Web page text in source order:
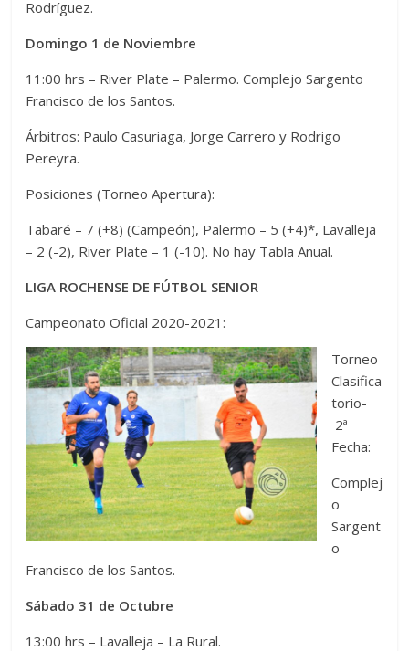
Rodríguez.
Domingo 1 de Noviembre
11:00 hrs – River Plate – Palermo. Complejo Sargento
Francisco de los Santos.
Árbitros: Paulo Casuriaga, Jorge Carrero y Rodrigo
Pereyra.
Posiciones (Torneo Apertura):
Tabaré – 7 (+8) (Campeón), Palermo – 5 (+4)*, Lavalleja
– 2 (-2), River Plate – 1 (-10). No hay Tabla Anual.
LIGA ROCHENSE DE FÚTBOL SENIOR
Campeonato Oficial 2020-2021:
Torneo
Clasifica
torio-
2ª
Fecha:
Complej
o
Sargent
o
Francisco de los Santos.
Sábado 31 de Octubre
13:00 hrs – Lavalleja – La Rural.